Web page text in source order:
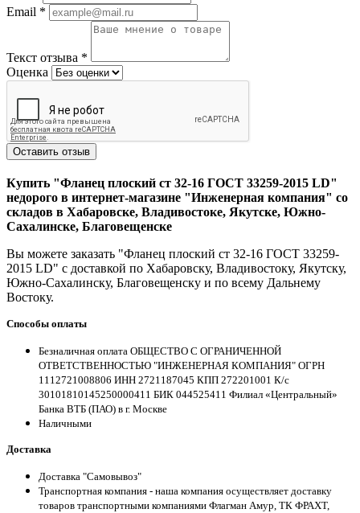
Email *
Текст отзыва *
Оценка
Оставить отзыв
Купить "Фланец плоский ст 32-16 ГОСТ 33259-2015 LD"
недорого в интернет-магазине "Инженерная компания" со
складов в Хабаровске, Владивостоке, Якутске, Южно-
Сахалинске, Благовещенске
Вы можете заказать "Фланец плоский ст 32-16 ГОСТ 33259-
2015 LD" с доставкой по Хабаровску, Владивостоку, Якутску,
Южно-Сахалинску, Благовещенску и по всему Дальнему
Востоку.
Способы оплаты
Безналичная оплата ОБЩЕСТВО С ОГРАНИЧЕННОЙ
ОТВЕТСТВЕННОСТЬЮ "ИНЖЕНЕРНАЯ КОМПАНИЯ" ОГРН
1112721008806 ИНН 2721187045 КПП 272201001 К/с
30101810145250000411 БИК 044525411 Филиал «Центральный»
Банка ВТБ (ПАО) в г. Москве
Наличными
Доставка
Доставка "Самовывоз"
Транспортная компания - наша компания осуществляет доставку
товаров транспортными компаниями Флагман Амур, ТК ФРАХТ,